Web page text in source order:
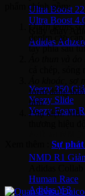
Ultra Boost 22
Ultra Boost
Adidas
Yeezy 350
Yeezy Slide
Yeezy Foam
NMD R1
Human Race
Adidas Y-3
phẩm chính gồm:
Quần jeans
denim cao
tay phía sau
form dáng
tính.
Phụ kiện: Mũ,
Sự